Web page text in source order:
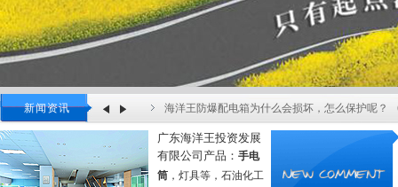
新闻资讯
海洋王防爆配电箱为什么会损坏，怎么保护呢？
_海洋王照明科技股份讲述金卤灯分类 07-23
海洋王照明科技股份LED灯具经济效益的优势分析
海洋王照明基本知识有以下几点 08-22
广东海洋王投资发展
有限公司产品： 手电
筒 ，灯具等，石油化工